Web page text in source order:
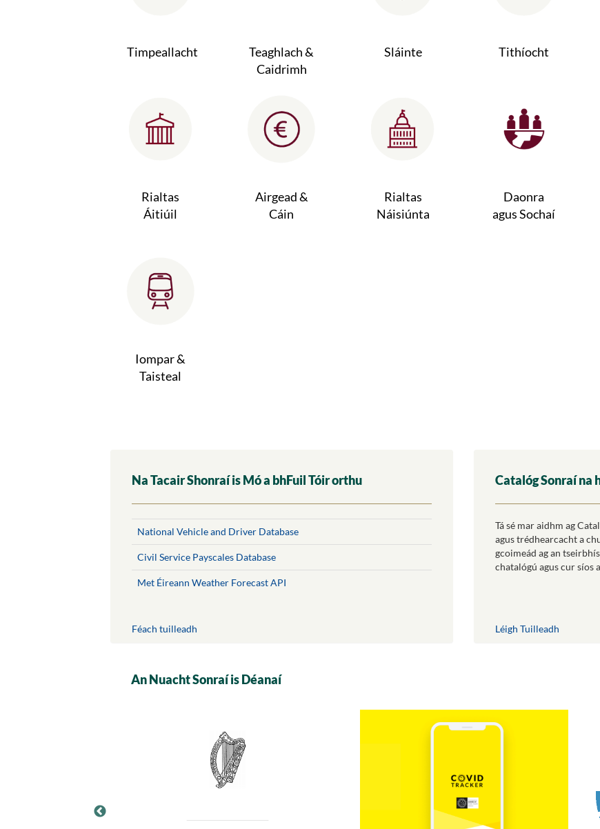
Timpeallacht
Teaghlach &
Caidrimh
Sláinte Tithíocht
Rialtas
Áitiúil
Airgead &
Cáin
Rialtas
Náisiúnta
Daonra
agus Sochaí
Iompar &
Taisteal
Na Tacair Shonraí is Mó a bhFuil Tóir orthu
National Vehicle and Driver Database
Civil Service Payscales Database
Met Éireann Weather Forecast API
Féach tuilleadh
Catalóg Sonraí na
Tá sé mar aidhm ag
agus trédhearcacht a
gcoimeád ag an
chatalógú agus cur síos
Léigh Tuilleadh
An Nuacht Sonraí is Déanaí